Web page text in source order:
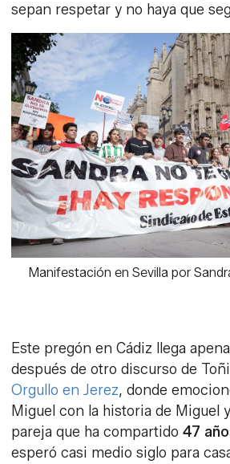
sepan respetar y no haya que
Manifestación en Sevilla por
Este pregón en Cádiz llega
después de otro discurso de
Orgullo en Jerez, donde
Miguel con la historia de Miguel
pareja que ha compartido47
esperó casi medio siglo para